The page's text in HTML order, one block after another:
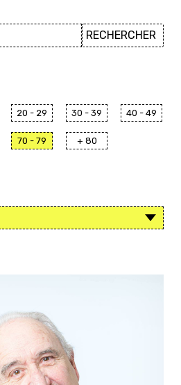
20 - 29 30 - 39 40 - 49
70 - 79 + 80